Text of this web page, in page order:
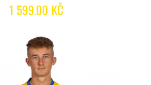
1 599.00 KČ